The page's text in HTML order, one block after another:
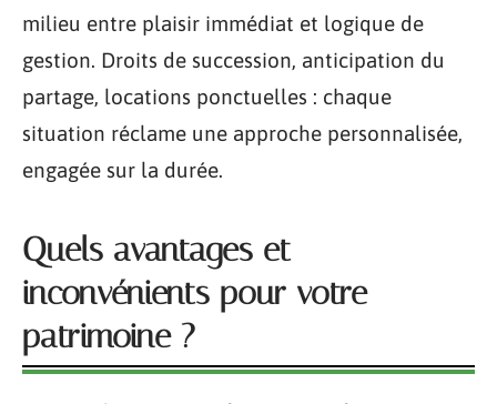
milieu entre plaisir immédiat et logique de
gestion. Droits de succession, anticipation du
partage, locations ponctuelles : chaque
situation réclame une approche personnalisée,
engagée sur la durée.
Quels avantages et
inconvénients pour votre
patrimoine ?